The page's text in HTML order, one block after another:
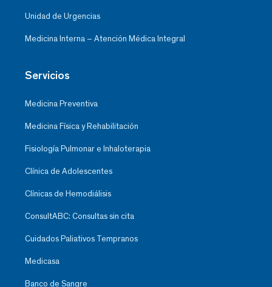
Unidad de Urgencias
Medicina Interna – Atención Médica Integral
Servicios
Medicina Preventiva
Medicina Física y Rehabilitación
Fisiología Pulmonar e Inhaloterapia
Clínica de Adolescentes
Clínicas de Hemodiálisis
ConsultABC: Consultas sin cita
Cuidados Paliativos Tempranos
Medicasa
Banco de Sangre